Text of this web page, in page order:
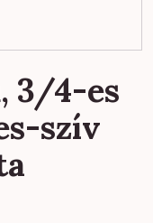
3/4-es
szív